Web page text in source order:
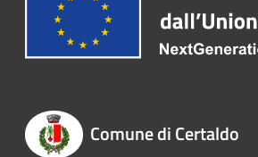
Comune di Certaldo